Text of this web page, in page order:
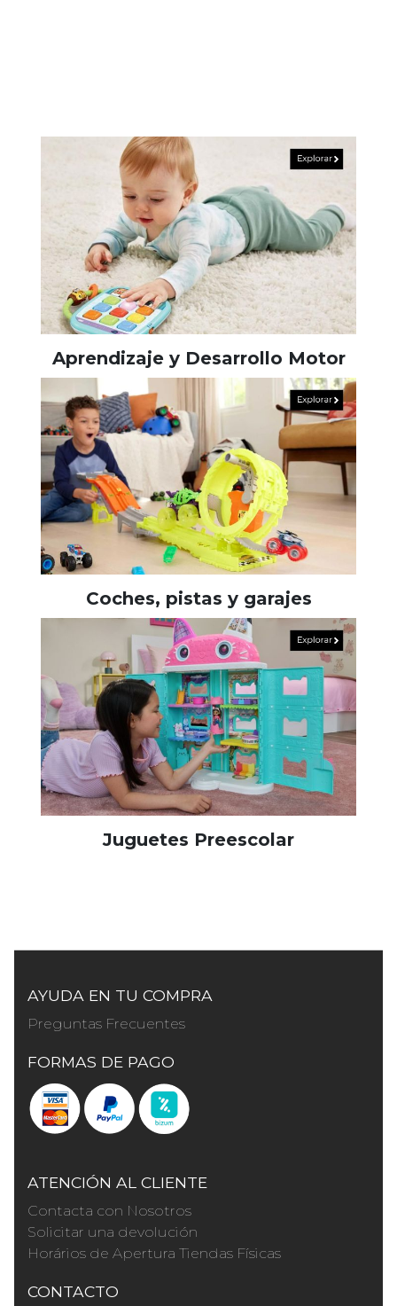
Aprendizaje y Desarrollo Motor
Coches, pistas y garajes
Juguetes Preescolar
AYUDA EN TU COMPRA
Preguntas Frecuentes
FORMAS DE PAGO
ATENCIÓN AL CLIENTE
Contacta con Nosotros
Solicitar una devolución
Horários de Apertura Tiendas Físicas
CONTACTO